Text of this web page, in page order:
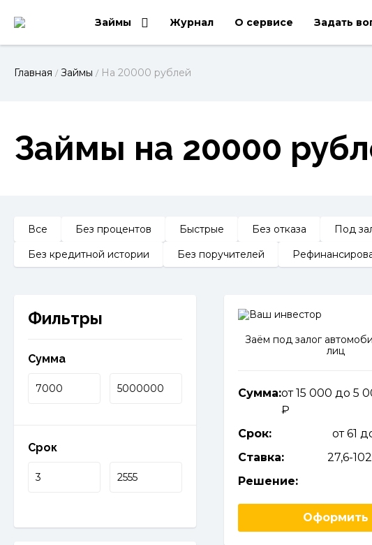
Займы Журнал О сервисе Задать
Главная / Займы / На 20000 рублей
Займы на 20000
Все Без процентов Быстрые Без отказа Под
Без кредитной истории
Без поручителей
Фильтры
Сумма
Срок
Заём под залог
лиц
Сумма:от 15 000 до 5
Срок:
от 61
Ставка:
27,6-
Решение:
Оформить